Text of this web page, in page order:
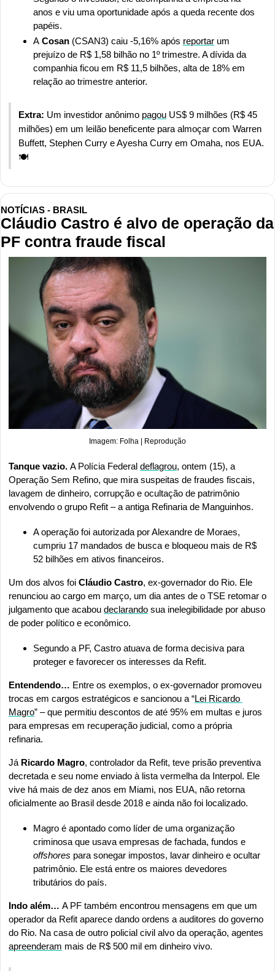
anos e viu uma oportunidade após a queda recente dos
papéis.
A Cosan (CSAN3) caiu -5,16% após reportar um
prejuízo de R$ 1,58 bilhão no 1º trimestre. A dívida da
companhia ficou em R$ 11,5 bilhões, alta de 18% em
relação ao trimestre anterior.
Extra: Um investidor anônimo pagou US$ 9 milhões (R$ 45
milhões) em um leilão beneficente para almoçar com Warren
Buffett, Stephen Curry e Ayesha Curry em Omaha, nos EUA.
🍽️
NOTÍCIAS - BRASIL
Cláudio Castro é alvo de operação da
PF contra fraude fiscal
Imagem: Folha | Reprodução
Tanque vazio. A Polícia Federal deflagrou, ontem (15), a
Operação Sem Refino, que mira suspeitas de fraudes fiscais,
lavagem de dinheiro, corrupção e ocultação de patrimônio
envolvendo o grupo Refit – a antiga Refinaria de Manguinhos.
A operação foi autorizada por Alexandre de Moraes,
cumpriu 17 mandados de busca e bloqueou mais de R$
52 bilhões em ativos financeiros.
Um dos alvos foi Cláudio Castro, ex-governador do Rio. Ele
renunciou ao cargo em março, um dia antes de o TSE retomar o
julgamento que acabou declarando sua inelegibilidade por abuso
de poder político e econômico.
Segundo a PF, Castro atuava de forma decisiva para
proteger e favorecer os interesses da Refit.
Entendendo… Entre os exemplos, o ex-governador promoveu
trocas em cargos estratégicos e sancionou a “Lei Ricardo
Magro” – que permitiu descontos de até 95% em multas e juros
para empresas em recuperação judicial, como a própria
refinaria.
Já Ricardo Magro, controlador da Refit, teve prisão preventiva
decretada e seu nome enviado à lista vermelha da Interpol. Ele
vive há mais de dez anos em Miami, nos EUA, não retorna
oficialmente ao Brasil desde 2018 e ainda não foi localizado.
Magro é apontado como líder de uma organização
offshores para sonegar impostos, lavar dinheiro e ocultar
patrimônio. Ele está entre os maiores devedores
tributários do país.
Indo além… A PF também encontrou mensagens em que um
operador da Refit aparece dando ordens a auditores do governo
apreenderam mais de R$ 500 mil em dinheiro vivo.